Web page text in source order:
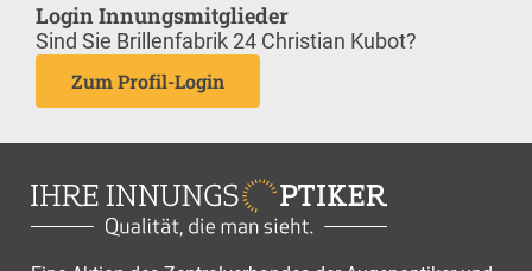
Login Innungsmitglieder
Sind Sie Brillenfabrik 24 Christian Kubot?
Zum Profil-Login